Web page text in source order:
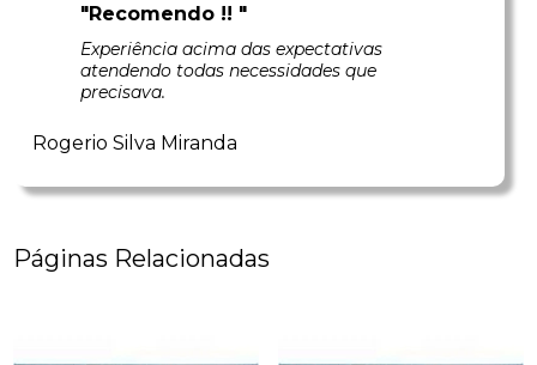
"Recomendo !! "
Experiência acima das expectativas
atendendo todas necessidades que
precisava.
Rogerio Silva Miranda
Páginas Relacionadas